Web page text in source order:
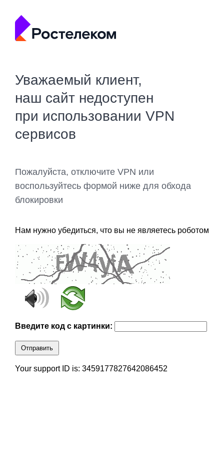
Уважаемый клиент,
наш сайт недоступен
при использовании VPN
сервисов
Пожалуйста, отключите VPN или
воспользуйтесь формой ниже для обхода
блокировки
Нам нужно убедиться, что вы не являетесь роботом
Введите код с картинки:
Отправить
Your support ID is: 3459177827642086452